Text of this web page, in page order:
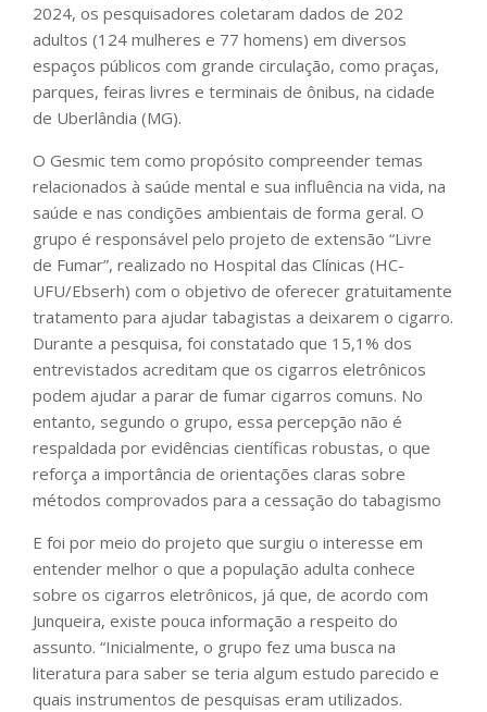
2024, os pesquisadores coletaram dados de 202
adultos (124 mulheres e 77 homens) em diversos
espaços públicos com grande circulação, como praças,
parques, feiras livres e terminais de ônibus, na cidade
de Uberlândia (MG).
O Gesmic tem como propósito compreender temas
relacionados à saúde mental e sua influência na vida, na
saúde e nas condições ambientais de forma geral. O
grupo é responsável pelo projeto de extensão “Livre
de Fumar”, realizado no Hospital das Clínicas (HC-
UFU/Ebserh) com o objetivo de oferecer gratuitamente
tratamento para ajudar tabagistas a deixarem o cigarro.
Durante a pesquisa, foi constatado que 15,1% dos
entrevistados acreditam que os cigarros eletrônicos
podem ajudar a parar de fumar cigarros comuns. No
entanto, segundo o grupo, essa percepção não é
respaldada por evidências científicas robustas, o que
reforça a importância de orientações claras sobre
métodos comprovados para a cessação do tabagismo
E foi por meio do projeto que surgiu o interesse em
entender melhor o que a população adulta conhece
sobre os cigarros eletrônicos, já que, de acordo com
Junqueira, existe pouca informação a respeito do
assunto. “Inicialmente, o grupo fez uma busca na
literatura para saber se teria algum estudo parecido e
quais instrumentos de pesquisas eram utilizados.